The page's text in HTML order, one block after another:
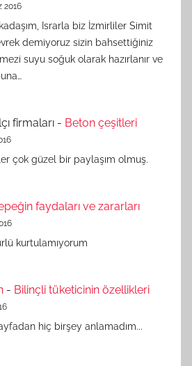
2016
Israrla biz İzmirliler Simit
demiyoruz sizin bahsettiğiniz
suyu soğuk olarak hazırlanır ve
firmaları - Beton çeşitleri
çok güzel bir paylaşım olmuş.
faydaları ve zararları
kurtulamıyorum
- Bilinçli tüketicinin özellikleri
hiç birşey anlamadım...